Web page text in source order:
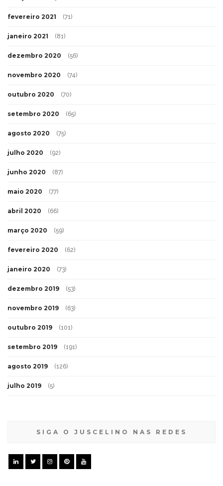
fevereiro 2021 (71)
janeiro 2021 (81)
dezembro 2020 (56)
novembro 2020 (74)
outubro 2020 (70)
setembro 2020 (65)
agosto 2020 (75)
julho 2020 (92)
junho 2020 (87)
maio 2020 (77)
abril 2020 (66)
março 2020 (59)
fevereiro 2020 (62)
janeiro 2020 (73)
dezembro 2019 (53)
novembro 2019 (63)
outubro 2019 (101)
setembro 2019 (191)
agosto 2019 (126)
julho 2019 (5)
SIGA O JUSCELINO NAS REDES